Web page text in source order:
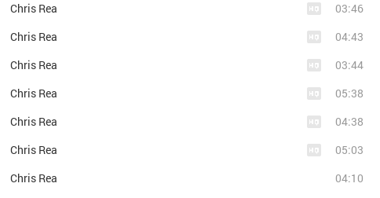
Chris Rea
03:46
Chris Rea
04:43
Chris Rea
03:44
Chris Rea
05:38
Chris Rea
04:38
Chris Rea
05:03
Chris Rea
04:10